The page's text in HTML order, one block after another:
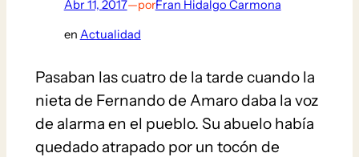
Abr 11, 2017—porFran Hidalgo Carmona
en Actualidad
Pasaban las cuatro de la tarde cuando la
nieta de Fernando de Amaro daba la voz
de alarma en el pueblo. Su abuelo había
quedado atrapado por un tocón de